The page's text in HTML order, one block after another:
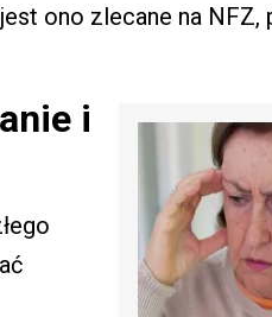
ono zlecane na NFZ,
i